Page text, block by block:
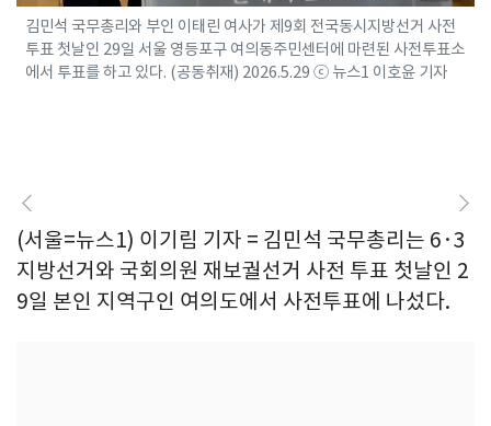
김민석 국무총리와 부인 이태린 여사가 제9회 전국동시지방선거 사전
투표 첫날인 29일 서울 영등포구 여의동주민센터에 마련된 사전투표소
에서 투표를 하고 있다. (공동취재) 2026.5.29 ⓒ 뉴스1 이호윤 기자
(서울=뉴스1) 이기림 기자 = 김민석 국무총리는 6·3
지방선거와 국회의원 재보궐선거 사전 투표 첫날인 2
9일 본인 지역구인 여의도에서 사전투표에 나섰다.